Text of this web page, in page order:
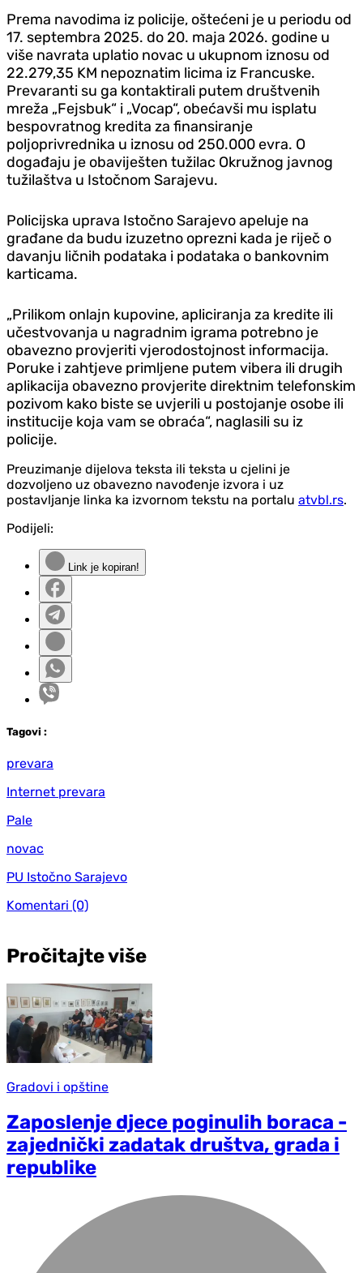
Prema navodima iz policije, oštećeni je u periodu od
17. septembra 2025. do 20. maja 2026. godine u
više navrata uplatio novac u ukupnom iznosu od
22.279,35 KM nepoznatim licima iz Francuske.
Prevaranti su ga kontaktirali putem društvenih
mreža „Fejsbuk“ i „Vocap“, obećavši mu isplatu
bespovratnog kredita za finansiranje
poljoprivrednika u iznosu od 250.000 evra. O
događaju je obaviješten tužilac Okružnog javnog
tužilaštva u Istočnom Sarajevu.
Policijska uprava Istočno Sarajevo apeluje na
građane da budu izuzetno oprezni kada je riječ o
davanju ličnih podataka i podataka o bankovnim
karticama.
„Prilikom onlajn kupovine, apliciranja za kredite ili
učestvovanja u nagradnim igrama potrebno je
obavezno provjeriti vjerodostojnost informacija.
Poruke i zahtjeve primljene putem vibera ili drugih
aplikacija obavezno provjerite direktnim telefonskim
pozivom kako biste se uvjerili u postojanje osobe ili
institucije koja vam se obraća“, naglasili su iz
policije.
Preuzimanje dijelova teksta ili teksta u cjelini je
dozvoljeno uz obavezno navođenje izvora i uz
postavljanje linka ka izvornom tekstu na portalu atvbl.rs.
Podijeli:
Link je kopiran!
Tagovi :
prevara
Internet prevara
Pale
novac
PU Istočno Sarajevo
Komentari (0)
Pročitajte više
Gradovi i opštine
Zaposlenje djece poginulih boraca -
zajednički zadatak društva, grada i
republike